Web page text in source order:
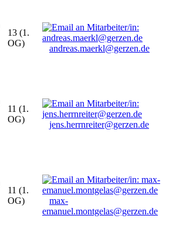
13 (1.
OG)
andreas.maerkl@gerzen.de
11 (1.
OG)
jens.herrnreiter@gerzen.de
11 (1.
OG)
max-
emanuel.montgelas@gerzen.de